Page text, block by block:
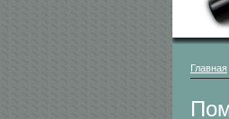
Главная